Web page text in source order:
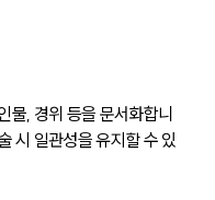
물, 경위 등을 문서화합니
시 일관성을 유지할 수 있